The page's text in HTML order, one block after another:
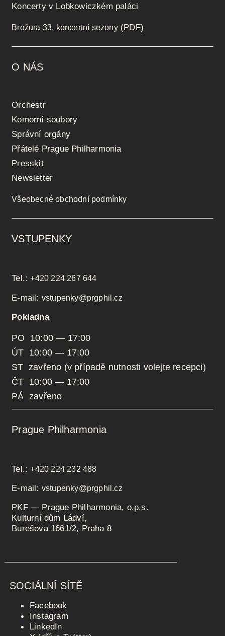
Koncerty v Lobkowiczkém paláci
Brožura 33. koncertní sezony(PDF)
O NÁS
Orchestr
Komorní soubory
Správní orgány
Přátelé Prague Philharmonia
Presskit
Newsletter
Všeobecné obchodní podmínky
VSTUPENKY
Tel.:+420 224 267 644
E-mail: vstupenky@prgphil.cz
Pokladna
PO 10:00 — 17:00
ÚT 10:00 — 17:00
ST zavřeno (v případě nutnosti volejte recepci)
ČT 10:00 — 17:00
PÁ zavřeno
Prague Philharmonia
Tel.:+420 224 232 488
E-mail: vstupenky@prgphil.cz
PKF — Prague Philharmonia, o.p.s.
Kulturní dům Ládví,
Burešova 1661/2, Praha 8
SOCIÁLNÍ SÍTĚ
Facebook
Instagram
LinkedIn